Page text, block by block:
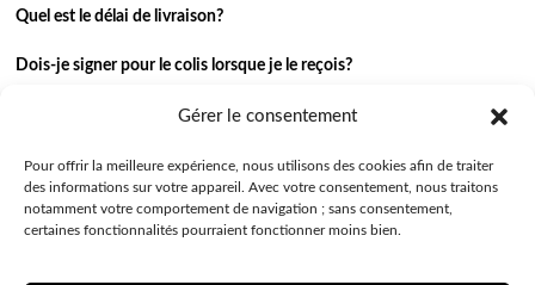
Gérer le consentement
Pour offrir la meilleure expérience, nous utilisons des cookies afin de traiter
des informations sur votre appareil. Avec votre consentement, nous traitons
notamment votre comportement de navigation ; sans consentement,
certaines fonctionnalités pourraient fonctionner moins bien.
Quel est le délai de livraison?
Dois-je signer pour le colis lorsque je le reçois?
Je n’ai pas reçu ma commande.
J’ai une autre question.
Contactez-nous